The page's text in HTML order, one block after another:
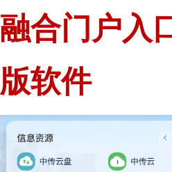
融合门户入
版软件